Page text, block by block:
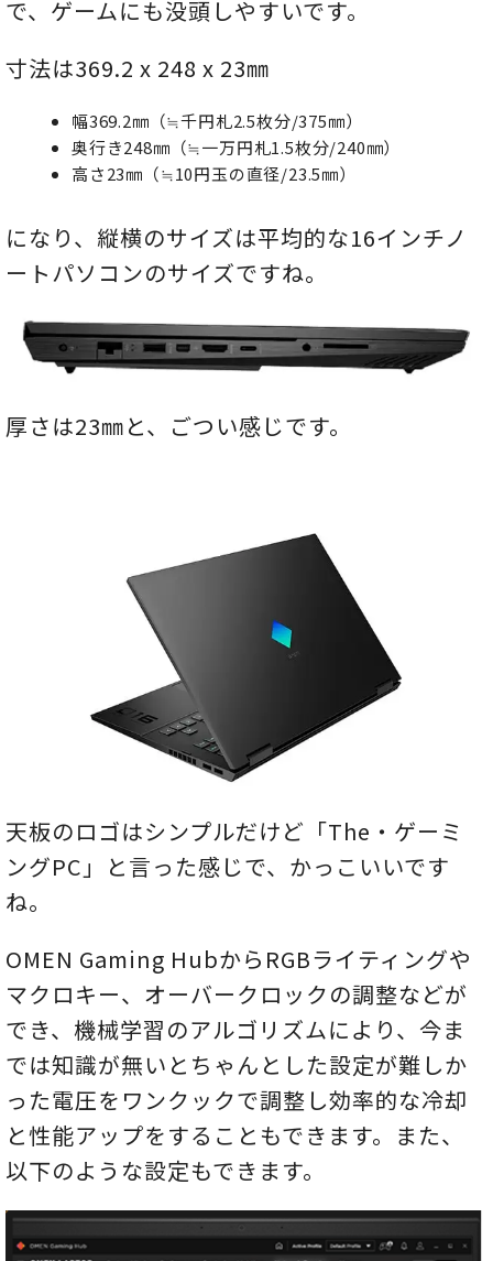
で、ゲームにも没頭しやすいです。
寸法は369.2 x 248 x 23㎜
幅369.2㎜（≒千円札2.5枚分/375㎜）
奥行き248㎜（≒一万円札1.5枚分/240㎜）
高さ23㎜（≒10円玉の直径/23.5㎜）
になり、縦横のサイズは平均的な16インチノ
ートパソコンのサイズですね。
厚さは23㎜と、ごつい感じです。
天板のロゴはシンプルだけど「The・ゲーミ
ングPC」と言った感じで、かっこいいです
ね。
OMEN Gaming HubからRGBライティングや
マクロキー、オーバークロックの調整などが
でき、機械学習のアルゴリズムにより、今ま
では知識が無いとちゃんとした設定が難しか
った電圧をワンクックで調整し効率的な冷却
と性能アップをすることもできます。また、
以下のような設定もできます。